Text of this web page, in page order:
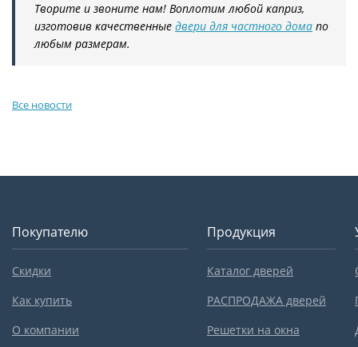
Творите и звоните нам! Воплотим любой каприз,
изготовив качественные двери для частного дома по
любым размерам.
Все новости
Покупателю
Скидки
Как купить
О компании
Продукция
Каталог дверей
РАСПРОДАЖА дверей
Решетки на окна